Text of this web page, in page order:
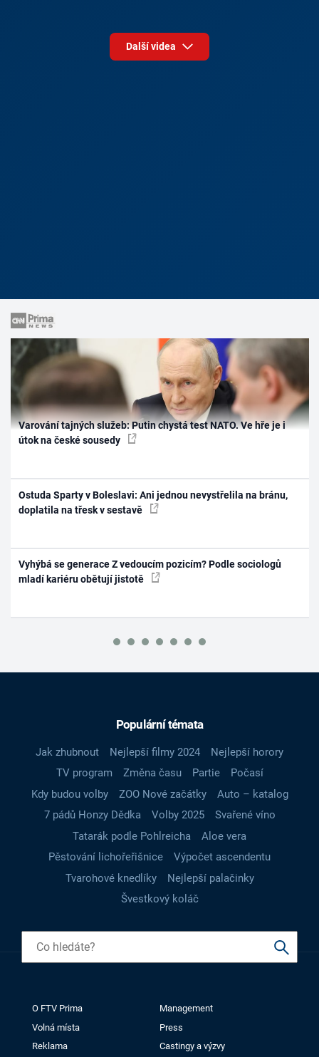
Další videa
Varování tajných služeb: Putin chystá test NATO. Ve hře je i
útok na české sousedy
Ostuda Sparty v Boleslavi: Ani jednou nevystřelila na bránu,
doplatila na třesk v sestavě
Vyhýbá se generace Z vedoucím pozicím? Podle sociologů
mladí kariéru obětují jistotě
Populární témata
Jak zhubnout Nejlepší filmy 2024
Nejlepší horory
TV program
Změna času Partie
Počasí
Kdy budou volby
ZOO Nové začátky
Auto – katalog
7 pádů Honzy Dědka
Volby 2025
Svařené víno
Tatarák podle Pohlreicha
Aloe vera
Pěstování lichořeřišnice
Výpočet ascendentu
Tvarohové knedlíky
Nejlepší palačinky
Švestkový koláč
O FTV Prima
Management
Volná místa
Press
Reklama
Castingy a výzvy